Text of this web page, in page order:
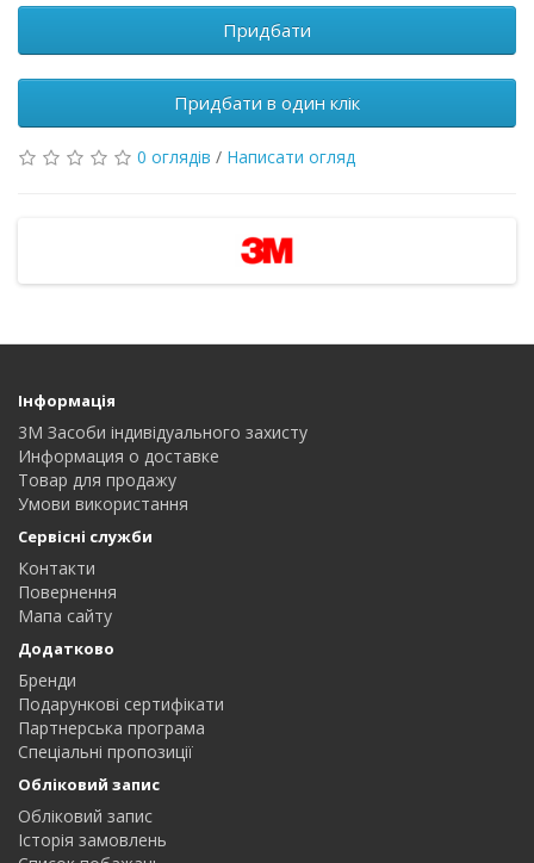
Придбати
Придбати в один клік
0 оглядів / Написати огляд
Інформація
3M Засоби індивідуального захисту
Информация о доставке
Товар для продажу
Умови використання
Сервісні служби
Контакти
Повернення
Мапа сайту
Додатково
Бренди
Подарункові сертифікати
Партнерська програма
Спеціальні пропозиції
Обліковий запис
Обліковий запис
Історія замовлень